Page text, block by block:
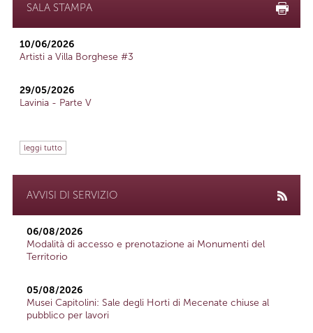
SALA STAMPA
10/06/2026
Artisti a Villa Borghese #3
29/05/2026
Lavinia - Parte V
leggi tutto
AVVISI DI SERVIZIO
06/08/2026
Modalità di accesso e prenotazione ai Monumenti del
Territorio
05/08/2026
Musei Capitolini: Sale degli Horti di Mecenate chiuse al
pubblico per lavori